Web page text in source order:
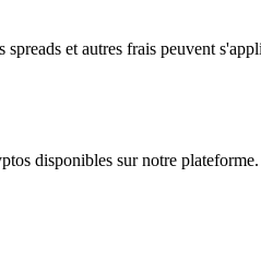
et autres frais peuvent
disponibles sur notre plateforme.